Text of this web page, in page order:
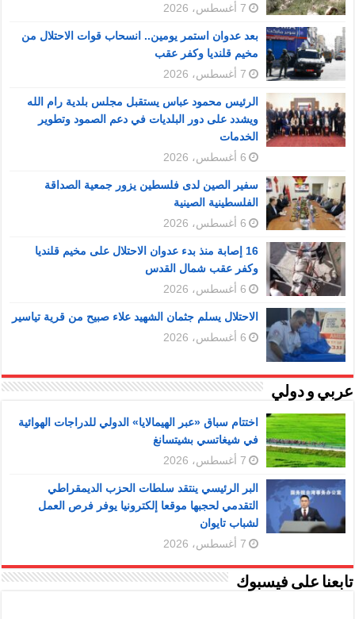
7 أغسطس، 2026
بعد عدوان استمر يومين.. انسحاب قوات الاحتلال من
مخيم قلنديا وكفر عقب
7 أغسطس، 2026
الرئيس محمود عباس يستقبل مجلس بلدية رام الله
ويشدد على دور البلديات في دعم الصمود وتطوير
الخدمات
6 أغسطس، 2026
سفير الصين لدى فلسطين يزور جمعية الصداقة
الفلسطينية الصينية
6 أغسطس، 2026
16 إصابة منذ بدء عدوان الاحتلال على مخيم قلنديا
وكفر عقب شمال القدس
6 أغسطس، 2026
الاحتلال يسلم جثمان الشهيد علاء صبيح من قرية تياسير
6 أغسطس، 2026
عربي و دولي
اختتام سباق «عبر الهيمالايا» الدولي للدراجات الهوائية
في شيغاتسي بشيتسانغ
7 أغسطس، 2026
البر الرئيسي ينتقد سلطات الحزب الديمقراطي
التقدمي لحجبها موقعا إلكترونيا يوفر فرص العمل
لشباب تايوان
7 أغسطس، 2026
تابعنا على فيسبوك